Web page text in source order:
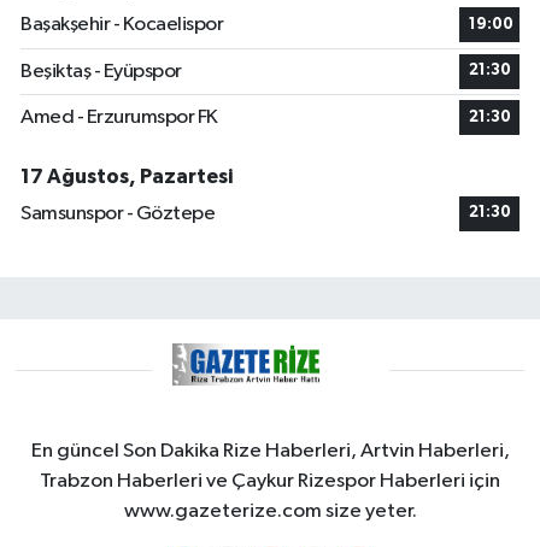
Başakşehir - Kocaelispor
19:00
Beşiktaş - Eyüpspor 21:30
Amed - Erzurumspor FK 21:30
17 Ağustos, Pazartesi
Samsunspor - Göztepe
21:30
En güncel Son Dakika Rize Haberleri, Artvin Haberleri,
Trabzon Haberleri ve Çaykur Rizespor Haberleri için
www.gazeterize.com size yeter.